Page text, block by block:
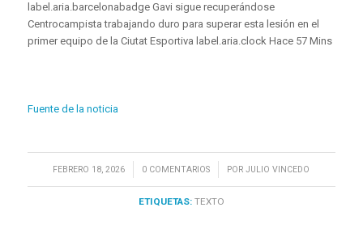
label.aria.barcelonabadge Gavi sigue recuperándose
Centrocampista trabajando duro para superar esta lesión en el
primer equipo de la Ciutat Esportiva label.aria.clock Hace 57 Mins
Fuente de la noticia
FEBRERO 18, 2026
/ 0 COMENTARIOS
/ PORJULIO VINCEDO
ETIQUETAS: TEXTO